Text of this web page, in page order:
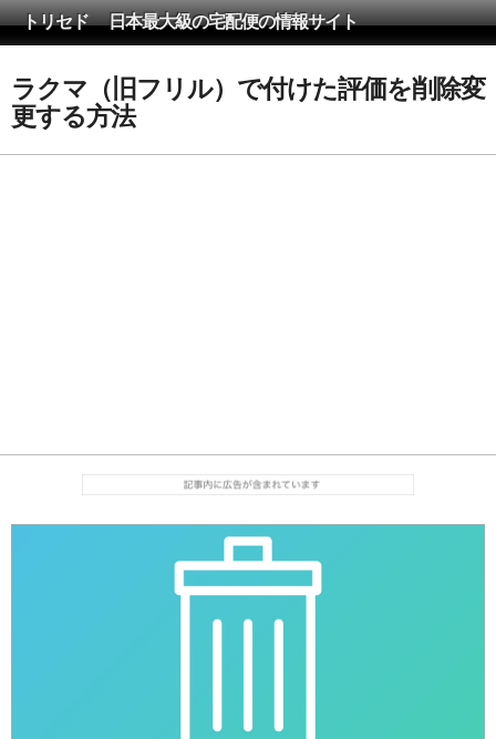
トリセド 日本最大級の宅配便の情報サイト
ラクマ（旧フリル）で付けた評価を削除変
更する方法